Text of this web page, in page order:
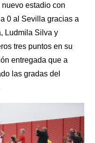
estadio con
0 al Sevilla gracias a
Ludmila Silva y
tres puntos en su
entregada que a
las gradas del